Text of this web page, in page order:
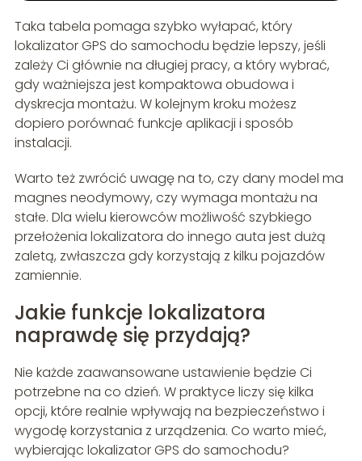
Taka tabela pomaga szybko wyłapać, który
lokalizator GPS do samochodu będzie lepszy, jeśli
zależy Ci głównie na długiej pracy, a który wybrać,
gdy ważniejsza jest kompaktowa obudowa i
dyskrecja montażu. W kolejnym kroku możesz
dopiero porównać funkcje aplikacji i sposób
instalacji.
Warto też zwrócić uwagę na to, czy dany model ma
magnes neodymowy, czy wymaga montażu na
stałe. Dla wielu kierowców możliwość szybkiego
przełożenia lokalizatora do innego auta jest dużą
zaletą, zwłaszcza gdy korzystają z kilku pojazdów
zamiennie.
Jakie funkcje lokalizatora
naprawdę się przydają?
Nie każde zaawansowane ustawienie będzie Ci
potrzebne na co dzień. W praktyce liczy się kilka
opcji, które realnie wpływają na bezpieczeństwo i
wygodę korzystania z urządzenia. Co warto mieć,
wybierając lokalizator GPS do samochodu?